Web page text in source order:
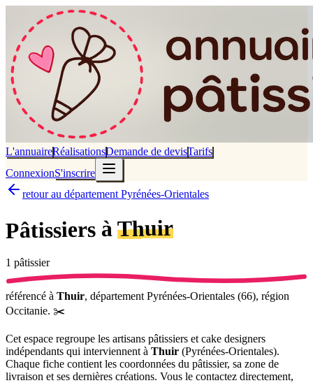
L'annuaireRéalisationsDemande de devisTarifs
ConnexionS'inscrire
retour au département Pyrénées-Orientales
Pâtissiers àThuir
1 pâtissier
référencé à Thuir, département Pyrénées-Orientales (66), région
Occitanie. ✂️
Cet espace regroupe les artisans pâtissiers et cake designers
indépendants qui interviennent à Thuir (Pyrénées-Orientales).
Chaque fiche contient les coordonnées du pâtissier, sa zone de
livraison et ses dernières créations. Vous le contactez directement,